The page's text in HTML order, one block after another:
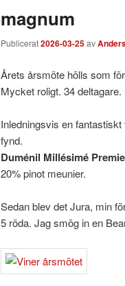
magnum
Publicerat2026-03-25av
Årets årsmöte hölls som
Mycket roligt. 34
Inledningsvis en
fynd.
Duménil Millésimé
20% pinot meunier.
Sedan blev det Jura, min
5 röda. Jag smög in en